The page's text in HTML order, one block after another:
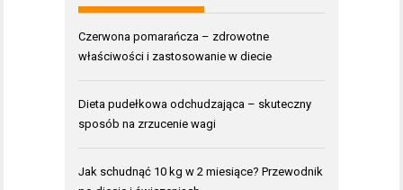
Czerwona pomarańcza – zdrowotne
właściwości i zastosowanie w diecie
Dieta pudełkowa odchudzająca – skuteczny
sposób na zrzucenie wagi
Jak schudnąć 10 kg w 2 miesiące? Przewodnik